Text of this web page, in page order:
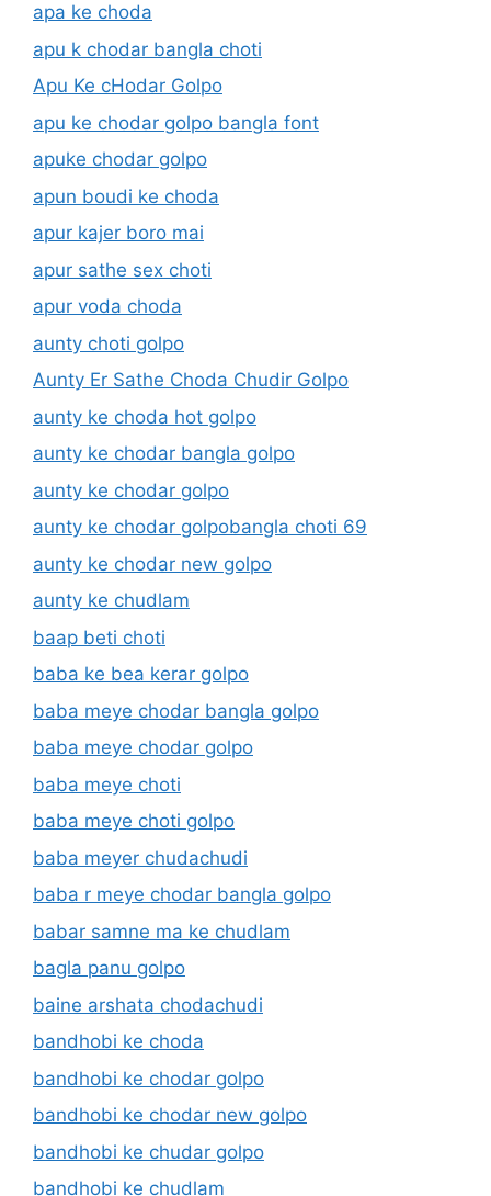
apa ke choda
apu k chodar bangla choti
Apu Ke cHodar Golpo
apu ke chodar golpo bangla font
apuke chodar golpo
apun boudi ke choda
apur kajer boro mai
apur sathe sex choti
apur voda choda
aunty choti golpo
Aunty Er Sathe Choda Chudir Golpo
aunty ke choda hot golpo
aunty ke chodar bangla golpo
aunty ke chodar golpo
aunty ke chodar golpobangla choti 69
aunty ke chodar new golpo
aunty ke chudlam
baap beti choti
baba ke bea kerar golpo
baba meye chodar bangla golpo
baba meye chodar golpo
baba meye choti
baba meye choti golpo
baba meyer chudachudi
baba r meye chodar bangla golpo
babar samne ma ke chudlam
bagla panu golpo
baine arshata chodachudi
bandhobi ke choda
bandhobi ke chodar golpo
bandhobi ke chodar new golpo
bandhobi ke chudar golpo
bandhobi ke chudlam